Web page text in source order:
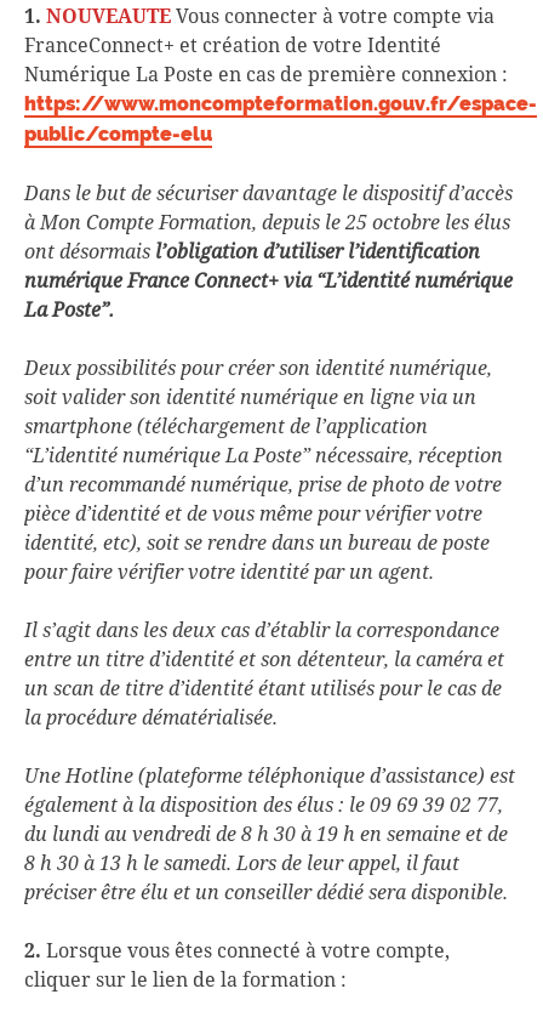
1. NOUVEAUTEVous connecter à votre compte via
FranceConnect+ et création de votre Identité
Numérique La Poste en cas de première connexion :
https://www.moncompteformation.gouv.fr/espace-
public/compte-elu
Dans le but de sécuriser davantage le dispositif d’accès
à Mon Compte Formation, depuis le 25 octobre les élus
ont désormais l’obligation d’utiliser l’identification
numérique France Connect+ via “L’identité numérique
La Poste”.
Deux possibilités pour créer son identité numérique,
soit valider son identité numérique en ligne via un
smartphone (téléchargement de l’application
“L’identité numérique La Poste” nécessaire, réception
d’un recommandé numérique, prise de photo de votre
pièce d’identité et de vous même pour vérifier votre
identité, etc), soit se rendre dans un bureau de poste
pour faire vérifier votre identité par un agent.
Il s’agit dans les deux cas d’établir la correspondance
entre un titre d’identité et son détenteur, la caméra et
un scan de titre d’identité étant utilisés pour le cas de
la procédure dématérialisée.
Une Hotline (plateforme téléphonique d’assistance) est
également à la disposition des élus : le 09 69 39 02 77,
du lundi au vendredi de 8 h 30 à 19 h en semaine et de
8 h 30 à 13 h le samedi. Lors de leur appel, il faut
préciser être élu et un conseiller dédié sera disponible.
2. Lorsque vous êtes connecté à votre compte,
cliquer sur le lien de la formation :